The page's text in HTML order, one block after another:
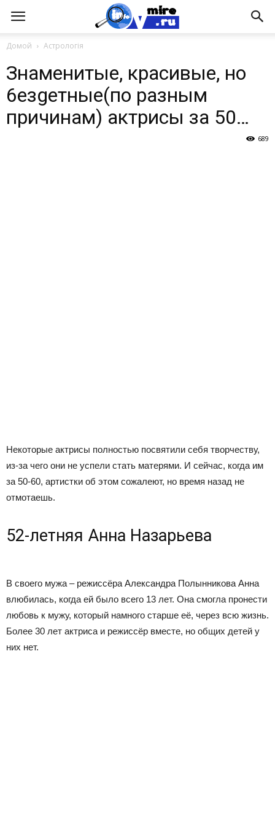
Домой Астрологія
Знаменитые, красивые, но
6eзgeтные(по разным
причинам) актрисы за 50…
689
Некоторые актрисы полностью посвятили себя творчеству,
из-за чего они не успели стать матерями. И сейчас, когда им
за 50-60, артистки об этом сожалеют, но время назад не
отмотаешь.
52-летняя Анна Назарьева
В своего мужа – режиссёра Александра Полынникова Анна
влюбилась, когда ей было всего 13 лет. Она смогла пронести
любовь к мужу, который намного старше её, через всю жизнь.
Более 30 лет актриса и режиссёр вместе, но общих детей у
них нет.